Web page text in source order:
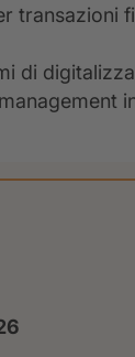
transazioni
di